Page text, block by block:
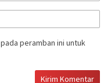
peramban ini untuk